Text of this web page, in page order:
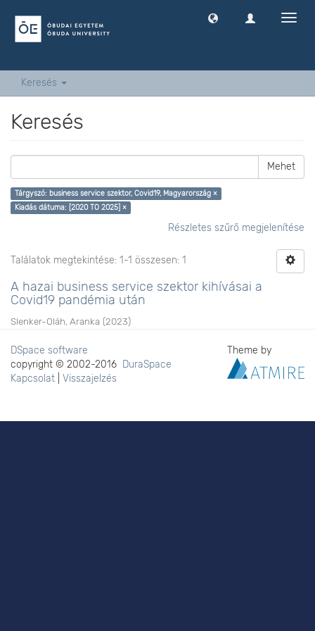
Keresés
Keresés
Mehet
Tárgyszó: business service szektor, Covid19, Magyarország ×
Kiadás dátuma: [2020 TO 2025] ×
Részletes szűrő megjelenítése
Találatok megtekintése: 1-1 összesen: 1
A hazai business service szektor kihívásai a
Covid19 pandémia után
Slenker-Oláh, Aranka (2023)
DSpace software
copyright © 2002-2016 DuraSpace
Kapcsolat
Visszajelzés
Theme by